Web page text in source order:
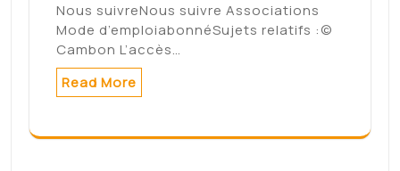
Nous suivreNous suivre Associations
Mode d’emploiabonnéSujets relatifs :©
Cambon L’accès…
Read More